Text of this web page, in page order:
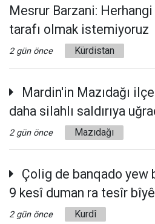
Mesrur Barzani: Herhangi
tarafı olmak istemiyoruz
2 gün önce Kürdistan
Mardin'in Mazıdağı
daha silahlı saldırıya
2 gün önce Mazıdağı‎
Çolig de banqado yew
9 kesî duman ra tesîr bîyê
2 gün önce Kurdî